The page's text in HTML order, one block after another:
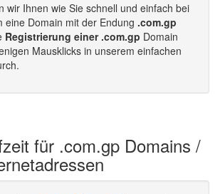
wir Ihnen wie Sie schnell und einfach bei
eine Domain mit der Endung .com.gp
Registrierung einer .com.gp Domain
Mausklicks in unserem einfachen
für .com.gp Domains /